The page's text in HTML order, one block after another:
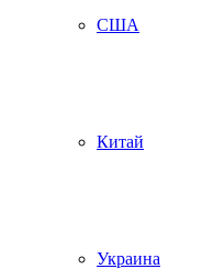
США
Китай
Украина